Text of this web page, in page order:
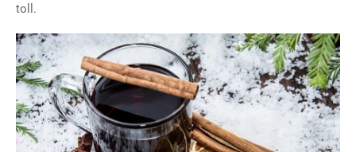
toll.